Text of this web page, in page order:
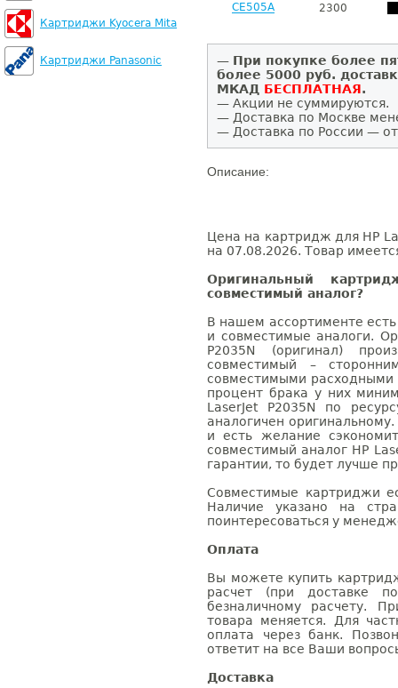
Картриджи Kyocera Mita
Картриджи Panasonic
CE505A 2300
— При покупке более
более 5000 руб.
МКАД БЕСПЛАТНАЯ.
— Акции не суммируются.
— Доставка по Москве
— Доставка по России —
Описание:
Цена на картридж для HP
на 07.08.2026. Товар
Оригинальный
совместимый аналог?
В нашем ассортименте
и совместимые аналоги.
P2035N (оригинал)
совместимый –
совместимыми расходными
процент брака у них
LaserJet P2035N по
аналогичен
и есть желание
совместимый аналог HP
гарантии, то будет лучше
Совместимые картриджи
Наличие указано на
поинтересоваться у
Оплата
Вы можете купить
расчет (при доставке
безналичному расчету.
товара меняется. Для
оплата через банк.
ответит на все Ваши
Доставка